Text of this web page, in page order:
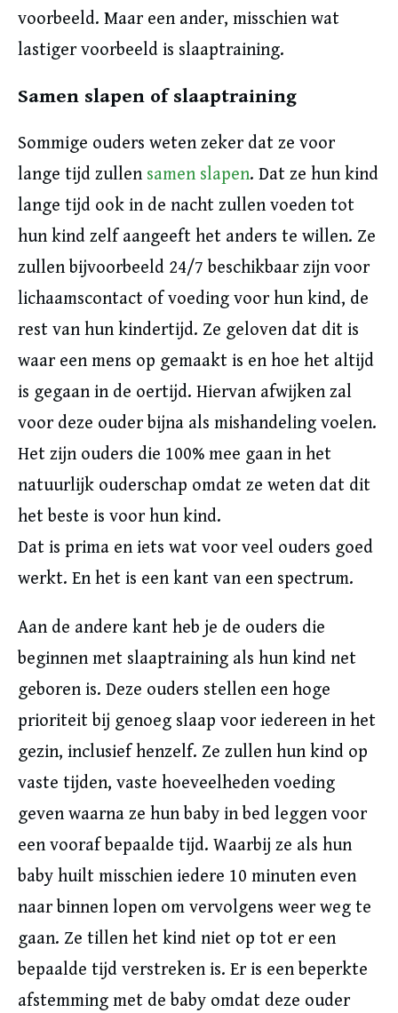
voorbeeld. Maar een ander, misschien wat
lastiger voorbeeld is slaaptraining.
Samen slapen of slaaptraining
Sommige ouders weten zeker dat ze voor
lange tijd zullen samen slapen. Dat ze hun kind
lange tijd ook in de nacht zullen voeden tot
hun kind zelf aangeeft het anders te willen. Ze
zullen bijvoorbeeld 24/7 beschikbaar zijn voor
lichaamscontact of voeding voor hun kind, de
rest van hun kindertijd. Ze geloven dat dit is
waar een mens op gemaakt is en hoe het altijd
is gegaan in de oertijd. Hiervan afwijken zal
voor deze ouder bijna als mishandeling voelen.
Het zijn ouders die 100% mee gaan in het
natuurlijk ouderschap omdat ze weten dat dit
het beste is voor hun kind.
Dat is prima en iets wat voor veel ouders goed
werkt. En het is een kant van een spectrum.
Aan de andere kant heb je de ouders die
beginnen met slaaptraining als hun kind net
geboren is. Deze ouders stellen een hoge
prioriteit bij genoeg slaap voor iedereen in het
gezin, inclusief henzelf. Ze zullen hun kind op
vaste tijden, vaste hoeveelheden voeding
geven waarna ze hun baby in bed leggen voor
een vooraf bepaalde tijd. Waarbij ze als hun
baby huilt misschien iedere 10 minuten even
naar binnen lopen om vervolgens weer weg te
gaan. Ze tillen het kind niet op tot er een
bepaalde tijd verstreken is. Er is een beperkte
afstemming met de baby omdat deze ouder